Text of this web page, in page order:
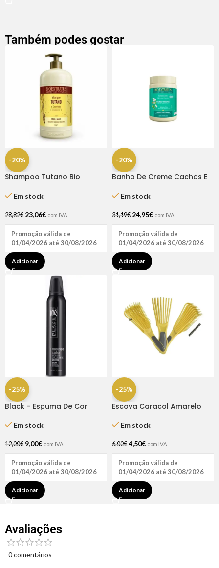
Também podes gostar
-20%
Shampoo Tutano Bio
Em stock
28,82€ 23,06€ com IVA
Promoção válida de
01/04/2026 até 30/08/2026
Adicionar
-20%
Banho De Creme Cachos E
Em stock
31,19€ 24,95€ com IVA
Promoção válida de
01/04/2026 até 30/08/2026
Adicionar
-25%
Black – Espuma De Cor
Em stock
12,00€ 9,00€ com IVA
Promoção válida de
01/04/2026 até 30/08/2026
Adicionar
-25%
Escova Caracol Amarelo
Em stock
6,00€ 4,50€ com IVA
Promoção válida de
01/04/2026 até 30/08/2026
Adicionar
Avaliações
0 comentários